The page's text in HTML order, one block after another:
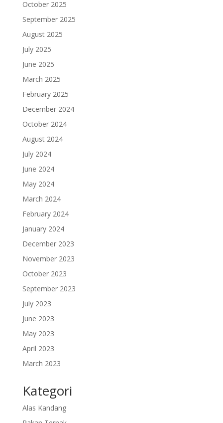
October 2025
September 2025
August 2025
July 2025
June 2025
March 2025
February 2025
December 2024
October 2024
August 2024
July 2024
June 2024
May 2024
March 2024
February 2024
January 2024
December 2023
November 2023
October 2023
September 2023
July 2023
June 2023
May 2023
April 2023
March 2023
Kategori
Alas Kandang